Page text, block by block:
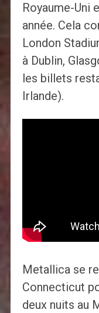
Royaume-Uni
année. Cela
London
à Dublin,
les billets
Irlande).
Metallica se
Connecticut
deux nuits au